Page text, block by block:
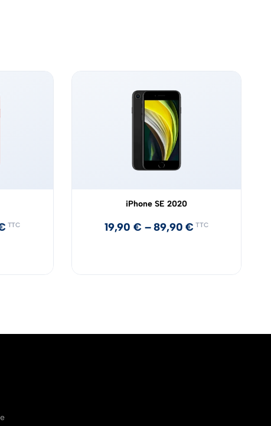
TTC
iPhone SE 2020
19,90 € –89,90€ TTC